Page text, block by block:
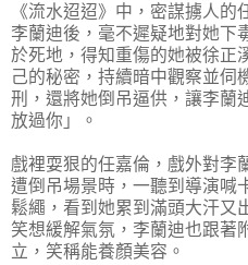
《流水迢迢》中，密謀擄人
李蘭迪後，毫不遲疑地對她下
於死地，得知重傷的她被徐正
己的秘密，持續暗中觀察並伺
刑，還將她倒吊逼供，讓李蘭
放過你」。
戲裡耍狠的任嘉倫，戲外對李
遭倒吊場景時，一聽到導演喊
鬆繩，看到她累到滿頭大汗又
笑想緩解氣氛，李蘭迪也跟著
立，笑稱能養顏美容。